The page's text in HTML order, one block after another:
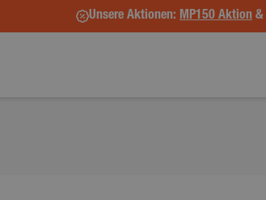
Unsere Aktionen: MP150 Aktion &